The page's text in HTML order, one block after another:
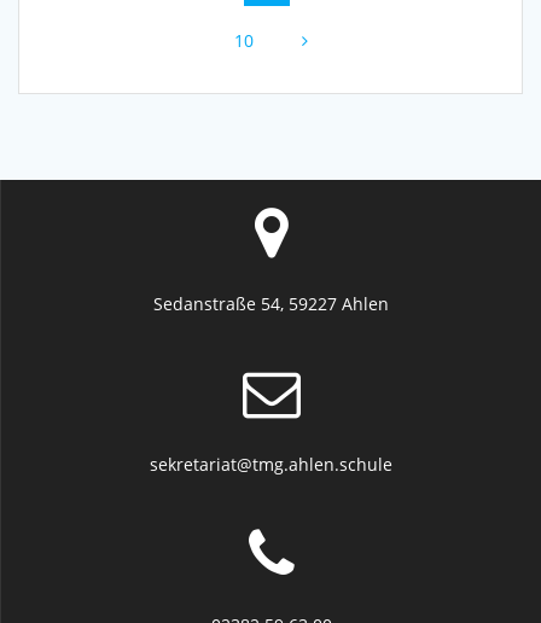
Seite
10
Sedanstraße 54, 59227 Ahlen
sekretariat@tmg.ahlen.schule